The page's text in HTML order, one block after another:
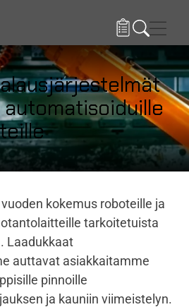
kokemus roboteille ja
tarkoitetuista
Laadukkaat
auttavat asiakkaitamme
pinnoille
ja kauniin viimeistelyn.